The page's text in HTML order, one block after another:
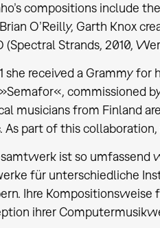
compositions include
O’Reilly, Garth Knox
(Spectral Strands, 2010,
she received a Grammy for
commissioned
musicians from Finland
As part of this
ist so umfassend
für unterschiedliche
Ihre
ihrer